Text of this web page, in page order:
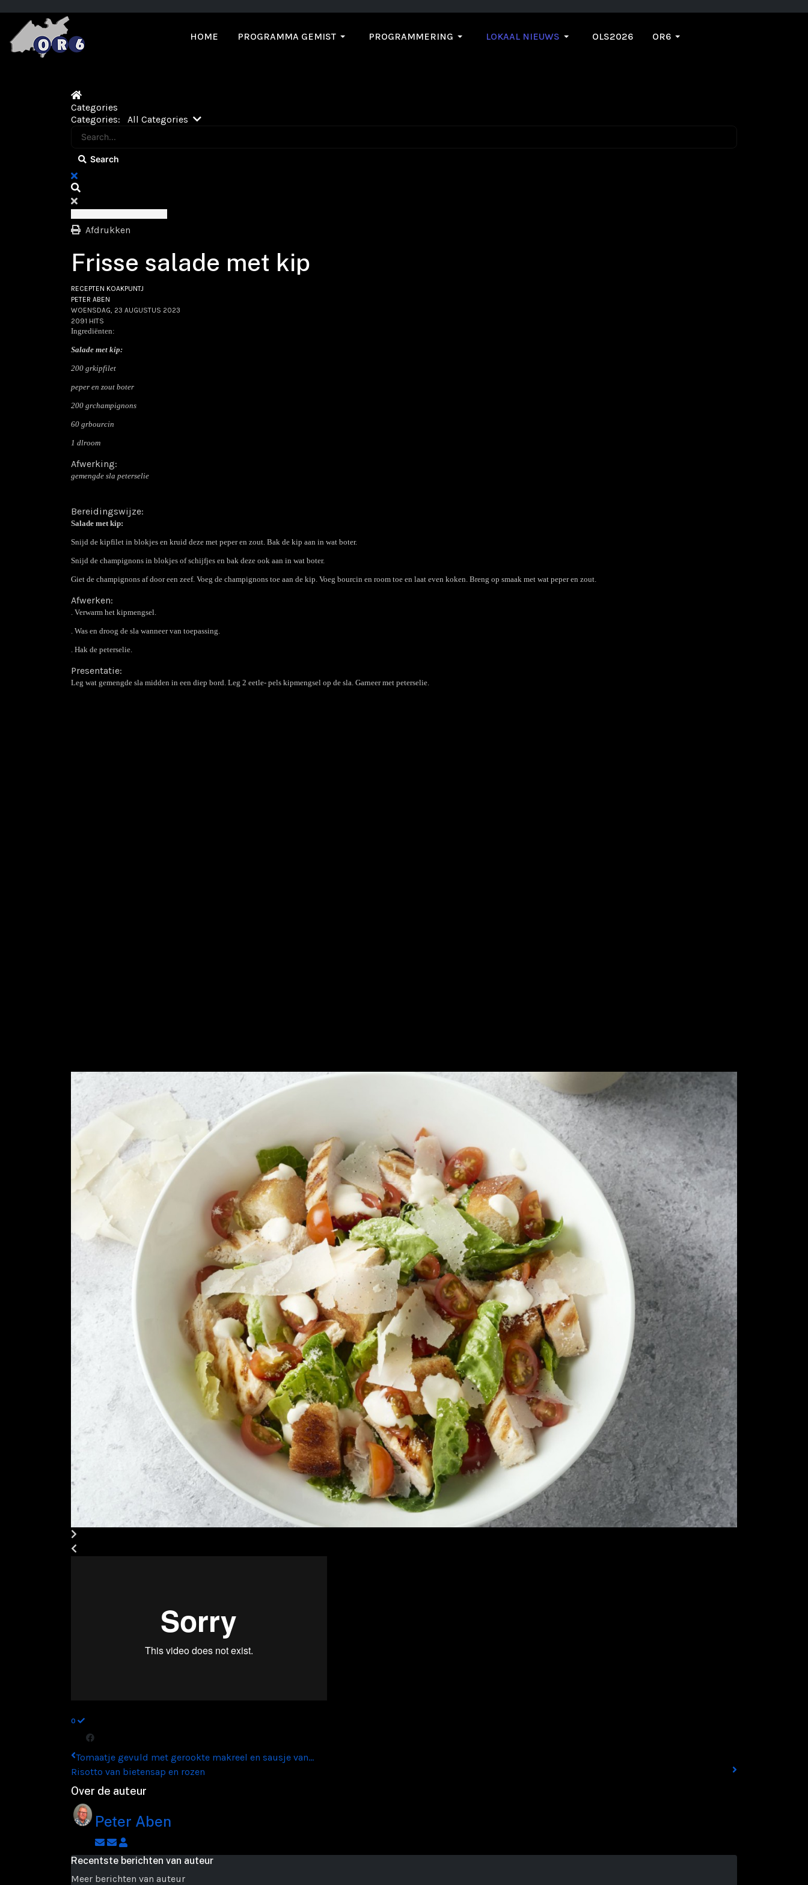
HOME PROGRAMMA GEMIST PROGRAMMERING LOKAAL NIEUWS OLS2026 OR6
Home
Categories
Categories:
All Categories Search...
Search
x
Afdrukken
Frisse salade met kip
RECEPTEN KOAKPUNTJ
PETER ABEN
WOENSDAG, 23 AUGUSTUS 2023
2091 HITS
Ingrediënten:
Salade met kip:
200 grkipfilet
peper en zout boter
200 grchampignons
60 grbourcin
1 dlroom
Afwerking:
gemengde sla peterselie
Bereidingswijze:
Salade met kip:
Snijd de kipfilet in blokjes en kruid deze met peper en zout. Bak de kip aan in wat boter.
Snijd de champignons in blokjes of schijfjes en bak deze ook aan in wat boter.
Giet de champignons af door een zeef. Voeg de champignons toe aan de kip. Voeg bourcin en room toe en laat even koken. Breng op smaak met wat peper en zout.
Afwerken:
. Verwarm het kipmengsel.
. Was en droog de sla wanneer van toepassing.
. Hak de peterselie.
Presentatie:
Leg wat gemengde sla midden in een diep bord. Leg 2 eetle- pels kipmengsel op de sla. Garneer met peterselie.
0
Tomaatje gevuld met gerookte makreel en sausje van...
Risotto van bietensap en rozen
Over de auteur
Peter Aben
Abonneer
op
Afmelden
op
Peter
Aben
Recentste berichten van auteur
Meer berichten van auteur